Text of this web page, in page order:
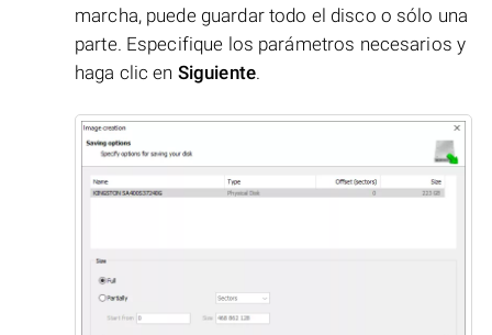
marcha, puede guardar todo el disco o sólo una
parte. Especifique los parámetros necesarios y
haga clic en Siguiente.